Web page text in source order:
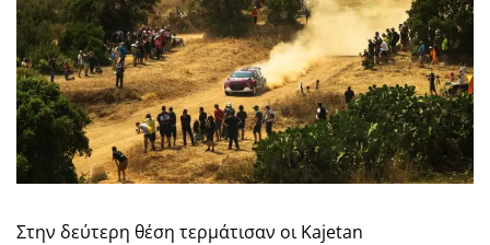
Στην δεύτερη θέση τερμάτισαν οι Kajetan